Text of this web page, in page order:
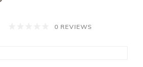
0 REVIEWS